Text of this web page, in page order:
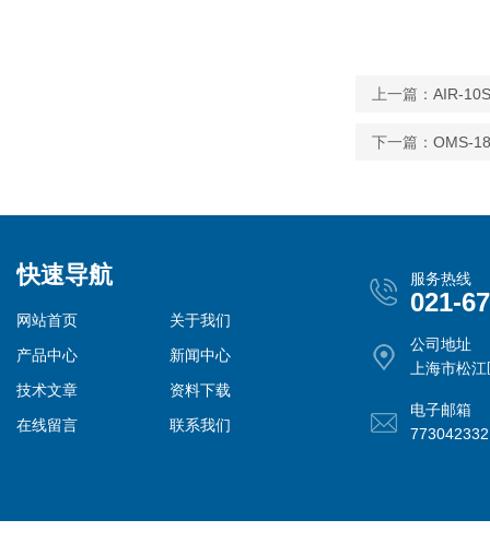
上一篇： AIR-
下一篇： OMS-
快速导航
网站首页
关于我们
产品中心
新闻中心
技术文章
资料下载
在线留言
联系我们
服务热线
021-
公司地址
上海市松
电子邮箱